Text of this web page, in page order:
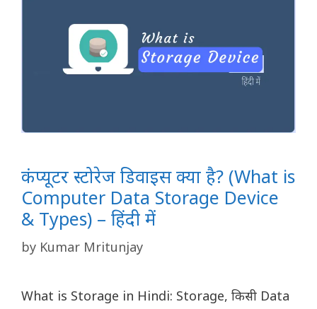
कंप्यूटर स्टोरेज डिवाइस क्या है? (What is
Computer Data Storage Device
& Types) – हिंदी में
by Kumar Mritunjay
What is Storage in Hindi: Storage, किसी Data